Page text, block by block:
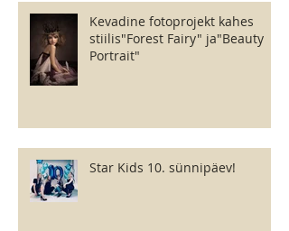
Kevadine fotoprojekt kahes
stiilis"Forest Fairy" ja"Beauty
Portrait"
Star Kids 10. sünnipäev!